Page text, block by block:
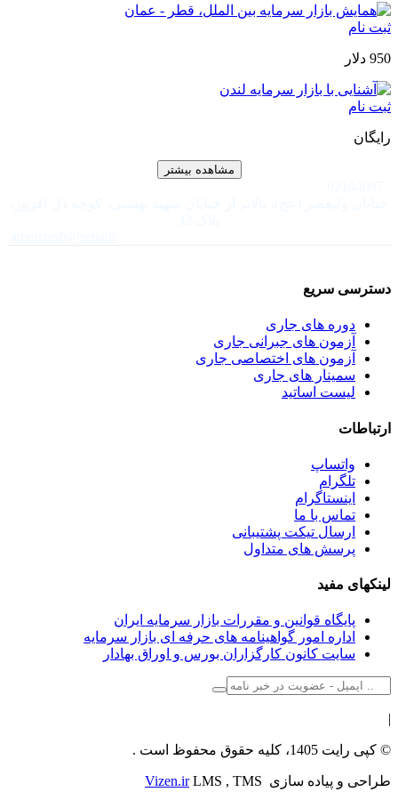
ثبت نام
950 دلار
ثبت نام
رایگان
مشاهده بیشتر
دسترسی سریع
دوره های جاری
آزمون های جبرانی جاری
آزمون های اختصاصی جاری
سمینار های جاری
لیست اساتید
ارتباطات
واتساپ
تلگرام
اینستاگرام
تماس با ما
ارسال تیکت پشتیبانی
پرسش های متداول
لینکهای مفید
پایگاه قوانین و مقررات بازار سرمایه ایران
اداره امور گواهینامه های حرفه ای بازار سرمایه
سایت کانون کارگزاران بورس و اوراق بهادار
|
© کپی رایت 1405، کلیه حقوق محفوظ است .
طراحی و پیاده سازی LMS , TMS
Vizen.ir